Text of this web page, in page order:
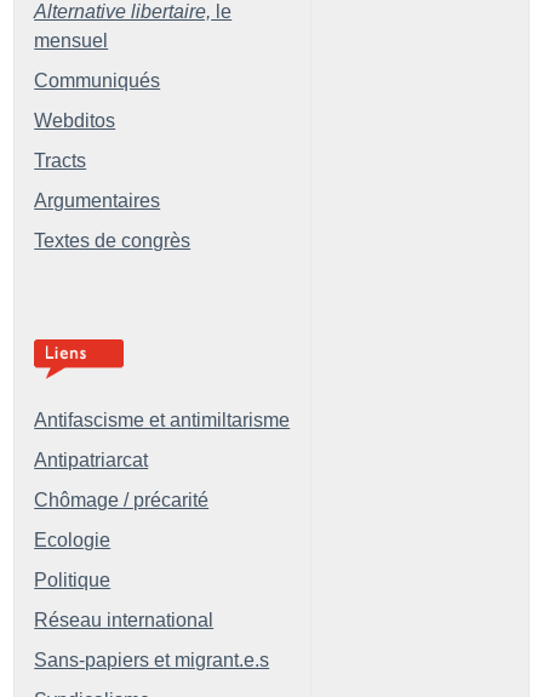
Alternative libertaire, le
mensuel
Communiqués
Webditos
Tracts
Argumentaires
Textes de congrès
Antifascisme et antimiltarisme
Antipatriarcat
Chômage / précarité
Ecologie
Politique
Réseau international
Sans-papiers et migrant.e.s